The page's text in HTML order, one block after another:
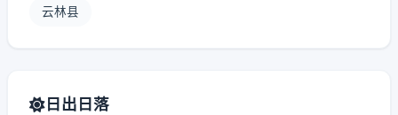
云林县
日出日落